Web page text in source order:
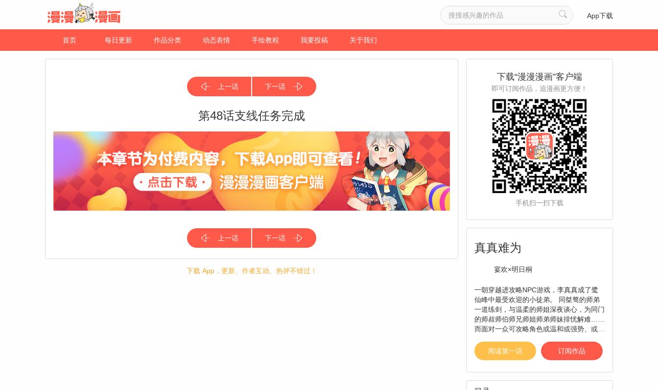
App下载
首页 每日更新 作品分类 动态表情 手绘教程 我要投稿 关于我们
上一话 下一话
第48话支线任务完成
上一话 下一话
下载 App，更新、作者互动、热评不错过！
下载“漫漫漫画”客户端
即可订阅作品，追漫画更方便！
手机扫一扫下载
真真难为
宴欢×明日桐
一朝穿越进攻略NPC游戏，李真真成了鹭
仙峰中最受欢迎的小徒弟。 同桀骜的师弟
一道练剑，与温柔的师姐深夜谈心，为同门
的师叔师伯师兄师姐师弟师妹排忧解难……
而面对一众可攻略角色或温和或强势、或含
吭哧吭哧刷好感。 但万万没有想到，好感
度刷过头的后果竟然这么严重……！【责
阅读第一话 订阅作品